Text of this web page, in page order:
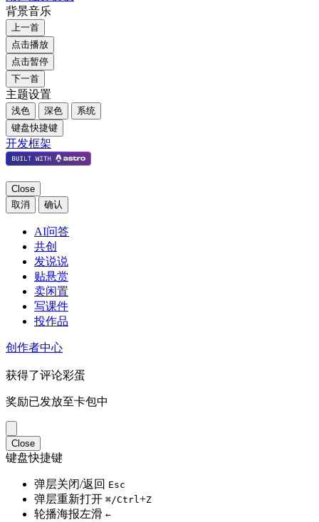
背景音乐
上一首
点击播放
点击暂停
下一首
主题设置
浅色 深色
系统
键盘快捷键
开发框架
Close
取消
确认
AI问答
共创
发说说
贴悬赏
卖闲置
写课件
投作品
创作者中心
获得了评论彩蛋
奖励已发放至卡包中
Close
键盘快捷键
弹层关闭/返回 Esc
弹层重新打开 ⌘/Ctrl+Z
轮播海报左滑 ←